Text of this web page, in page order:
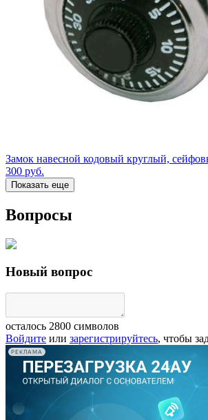
Замок навесной кодовый круглый,
300 руб.
Показать еще
Вопросы
Новый вопрос
осталось 2800 символов
Войдите или зарегистрируйтесь, чтобы
РЕКЛАМА